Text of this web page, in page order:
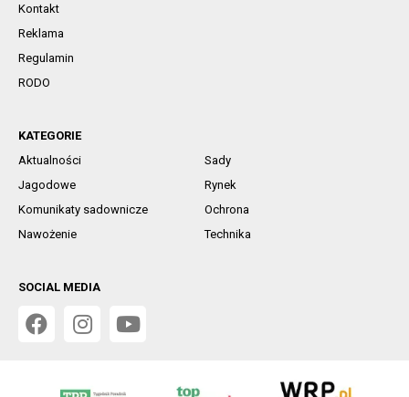
Kontakt
Reklama
Regulamin
RODO
KATEGORIE
Aktualności
Sady
Jagodowe
Rynek
Komunikaty sadownicze
Ochrona
Nawożenie
Technika
SOCIAL MEDIA